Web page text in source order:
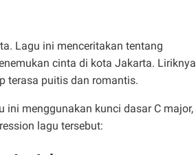
Lagu ini menceritakan tentang
cinta di kota Jakarta. Liriknya
terasa puitis dan romantis.
ini menggunakan kunci dasar C major,
lagu tersebut: